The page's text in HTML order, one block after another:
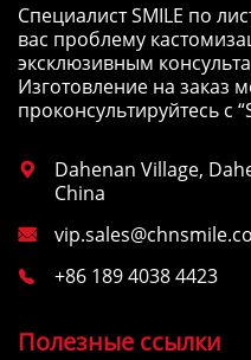
Специалист SMILE по
вас проблему
эксклюзивным
Изготовление на заказ
проконсультируйтесь с

Dahenan Village,
China

 +86 189 4038 4423
Полезные ссылки